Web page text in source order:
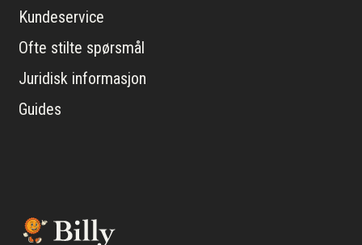
Kundeservice
Ofte stilte spørsmål
Juridisk informasjon
Guides